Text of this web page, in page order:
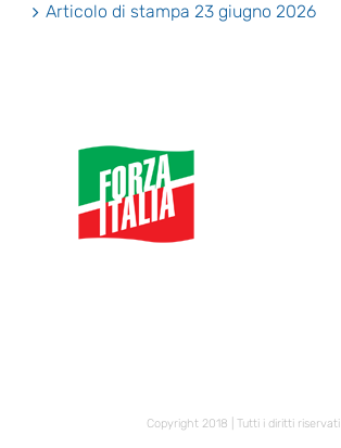
Articolo di stampa 23 giugno 2026
Copyright 2018 | Tutti i diritti riservati